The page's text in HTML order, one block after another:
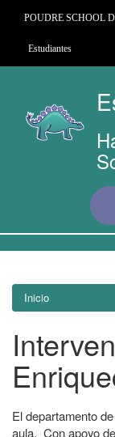
POUDRE SCHOOL
Landing
Estudiantes
Inicio
El departamento
aula. Con apoyo